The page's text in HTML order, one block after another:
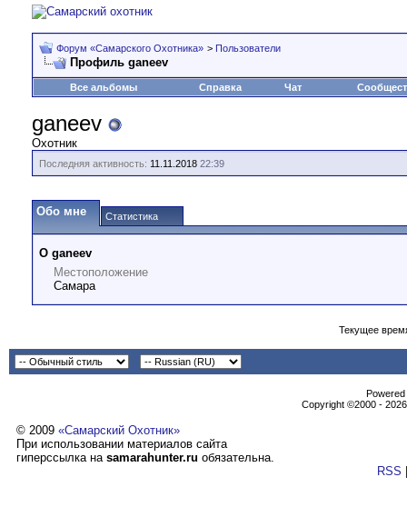
Форум «Самарского Охотника» > Пользователи
Профиль ganeev
Все альбомы Справка Чат
ganeev
Охотник
Последняя активность: 11.11.2018 22:39
Обо мне Статистика
О ganeev
Местоположение
Самара
Текущее
Copyright ©2000 -
© 2009 «Самарский Охотник»
При использовании материалов сайта
гиперссылка на samarahunter.ru обязательна.
RSS